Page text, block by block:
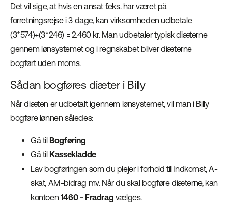
Det vil sige, at hvis en ansat f.eks. har været på
forretningsrejse i 3 dage, kan virksomheden udbetale
(3*574)+(3*246) = 2.460 kr. Man udbetaler typisk diæterne
gennem lønsystemet og i regnskabet bliver diæterne
bogført uden moms.
Sådan bogføres diæter i Billy
Når diæten er udbetalt igennem lønsystemet, vil man i Billy
bogføre lønnen således:
Gå til Bogføring
Gå til Kassekladde
Lav bogføringen som du plejer i forhold til Indkomst, A-
skat, AM-bidrag mv. Når du skal bogføre diæterne, kan
kontoen1460 - Fradrag vælges.